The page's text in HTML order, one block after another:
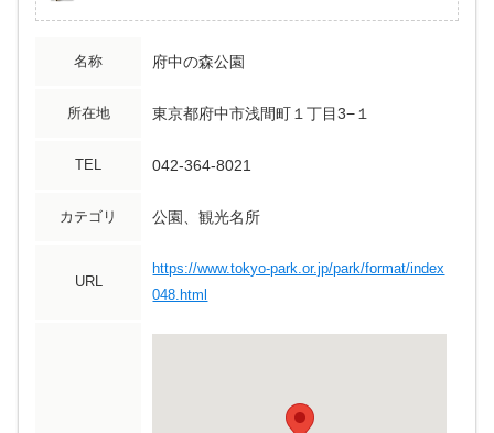
名称 府中の森公園
所在地 東京都府中市浅間町１丁目3−１
TEL 042-364-8021
カテゴリ 公園、観光名所
URL
https://www.tokyo-park.or.jp/park/format/index
048.html